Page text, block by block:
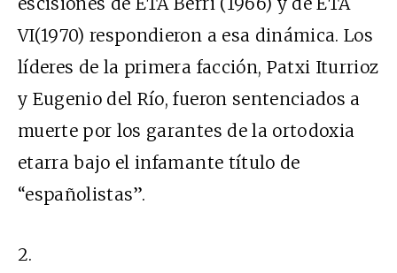
VI(1970) respondieron a esa dinámica. Los
líderes de la primera facción, Patxi Iturrioz
y Eugenio del Río, fueron sentenciados a
muerte por los garantes de la ortodoxia
etarra bajo el infamante título de
“españolistas”.
2.